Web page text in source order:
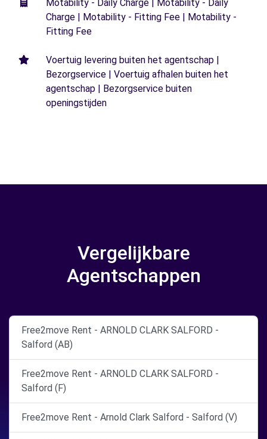
Motability - Daily Charge | Motability - Daily
Charge | Motability - Fitting Fee | Motability -
Fitting Fee
Voertuig levering buiten het agentschap |
Bezorgservice | Voertuig afhalen buiten het
agentschap | Bezorgservice buiten
openingstijden
Vergelijkbare
Agentschappen
Free2move Rent - ARNOLD CLARK SALFORD -
Salford (AB)
Free2move Rent - ARNOLD CLARK SALFORD -
Salford (F)
Free2move Rent - Arnold Clark Salford - Salford (V)